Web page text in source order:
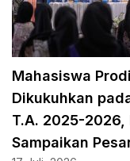
Mahasiswa
Dikukuhkan
T.A. 2025-2026,
Sampaikan